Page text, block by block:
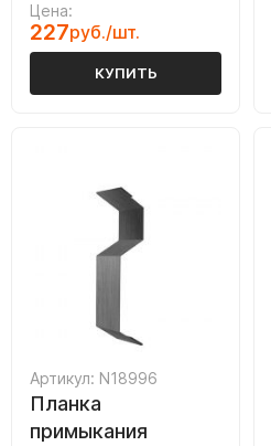
Цена:
227руб./шт.
КУПИТЬ
Артикул: N18996
Планка
примыкания